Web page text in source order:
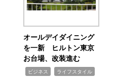
オールデイダイニング
を一新 ヒルトン東京
お台場、改装進む
ビジネス ライフスタイル